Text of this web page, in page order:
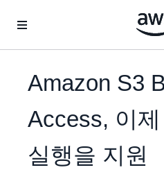
Amazon S3
Access, 이
실행을 지원